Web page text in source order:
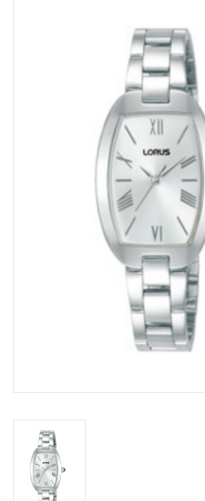
Merken
Cadeaukaarten